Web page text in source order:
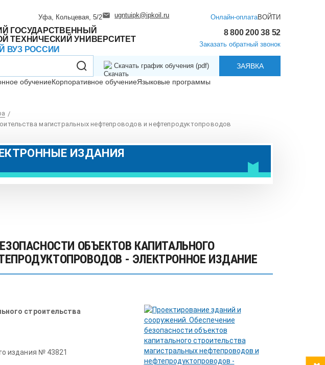
Уфа, Кольцевая, 5/2 ugntuipk@ipkoil.ru Онлайн-оплатаВОЙТИ
ГОСУДАРСТВЕННЫЙ
ТЕХНИЧЕСКИЙ УНИВЕРСИТЕТ
ВУЗ РОССИИ
8 800 200 38 52
Заказать обратный звонок
Скачать график обучения (pdf)
ЗАЯВКА
обучениеКорпоративное обучениеЯзыковые программы
магистральных нефтепроводов и нефтепродуктопроводов
ИЗДАНИЯ
ОБЪЕКТОВ КАПИТАЛЬНОГО
- ЭЛЕКТРОННОЕ ИЗДАНИЕ
строительства
издания № 43821